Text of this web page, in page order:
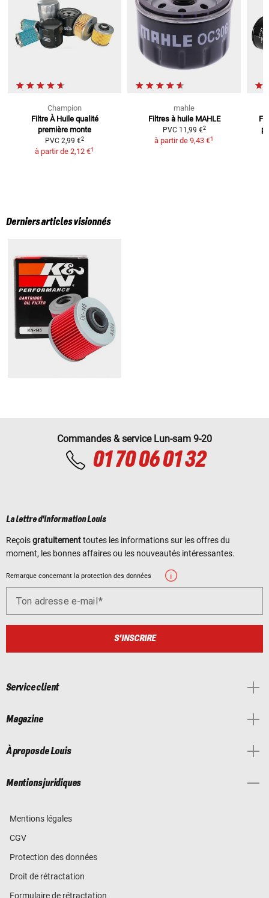
Champion
Filtre À Huile qualité
première monte
PVC 2,99 €2
à partir de 2,12 €1
mahle
Filtres à huile MAHLE
PVC 11,99 €2
à partir de 9,43 €1
Derniers articles visionnés
Commandes & service Lun-sam 9-20
01 70 06 01 32
La lettre d'information Louis
Reçoisgratuitementtoutes les informations sur les offres du
moment, les bonnes affaires ou les nouveautés intéressantes.
Remarque concernant la protection des données
Ton adresse e-mail
S'INSCRIRE
Service client
Magazine
À propos de Louis
Mentions juridiques
Mentions légales
CGV
Protection des données
Droit de rétractation
Formulaire de rétractation